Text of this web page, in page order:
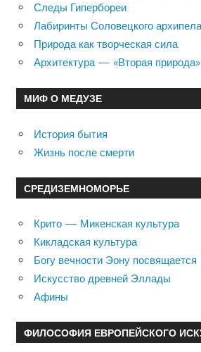
Следы Гипербореи
Лабиринты Соловецкого
Природа как творческая сила
Архитектура — «Вторая природа»
МИФ О МЕДУЗЕ
История бытия
Жизнь после смерти
СРЕДИЗЕМНОМОРЬЕ
Крито — Микенская культура
Кикладская культура
Богу вечности Эону посвящается
Искусство древней Эллады
Афины
ФИЛОСОФИЯ ЕВРОПЕЙСКОГО